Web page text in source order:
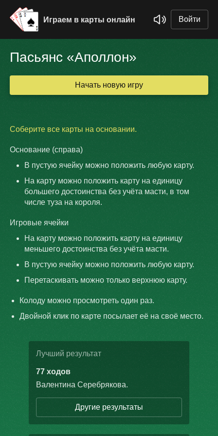
Играем в карты онлайн Войти
Пасьянс «Аполлон»
Начать новую игру
Соберите все карты на основании.
Основание (справа)
В пустую ячейку можно положить любую карту.
На карту можно положить карту на единицу
большего достоинства без учёта масти, в том
числе туза на короля.
Игровые ячейки
На карту можно положить карту на единицу
меньшего достоинства без учёта масти.
В пустую ячейку можно положить любую карту.
Перетаскивать можно только верхнюю карту.
Колоду можно просмотреть один раз.
Двойной клик по карте посылает её на своё место.
Лучший результат
77 ходов
Валентина Серебрякова.
Другие результаты